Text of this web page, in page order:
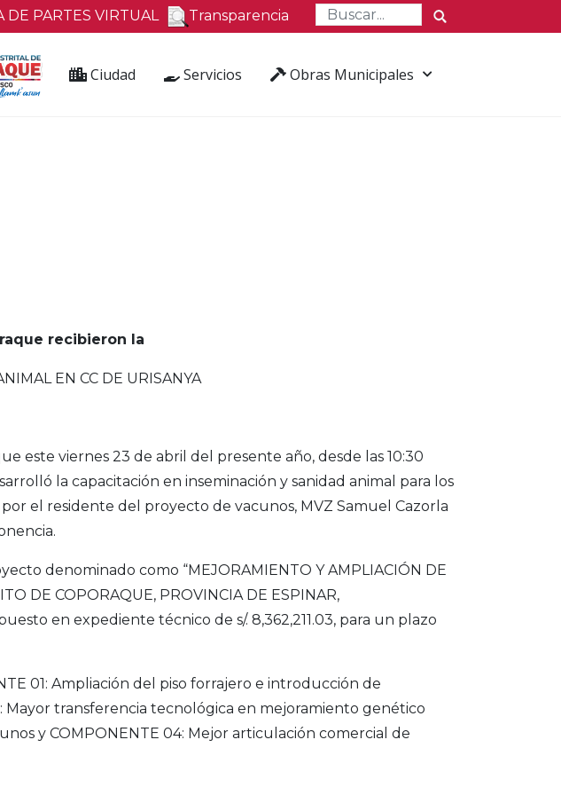
DE PARTES VIRTUAL Transparencia
Ciudad Servicios Obras Municipales
recibieron la
EN CC DE URISANYA
este viernes 23 de abril del presente año, desde las 10:30
la capacitación en inseminación y sanidad animal para los
el residente del proyecto de vacunos, MVZ Samuel Cazorla
denominado como “MEJORAMIENTO Y AMPLIACIÓN DE
DE COPORAQUE, PROVINCIA DE ESPINAR,
en expediente técnico de s/. 8,362,211.03, para un plazo
01: Ampliación del piso forrajero e introducción de
Mayor transferencia tecnológica en mejoramiento genético
y COMPONENTE 04: Mejor articulación comercial de